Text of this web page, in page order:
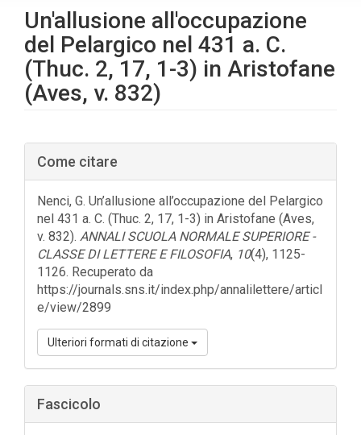
Un'allusione all'occupazione
del Pelargico nel 431 a. C.
(Thuc. 2, 17, 1-3) in Aristofane
(Aves, v. 832)
Barra
laterale
dell'articolo
Come citare
Nenci, G. Un’allusione all’occupazione del Pelargico
nel 431 a. C. (Thuc. 2, 17, 1-3) in Aristofane (Aves,
v. 832). ANNALI SCUOLA NORMALE SUPERIORE -
CLASSE DI LETTERE E FILOSOFIA, 10(4), 1125-
1126. Recuperato da
https://journals.sns.it/index.php/annalilettere/articl
e/view/2899
Ulteriori formati di citazione
Fascicolo